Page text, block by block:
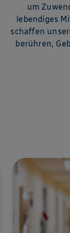
um
lebendiges
schaffen
berühren,